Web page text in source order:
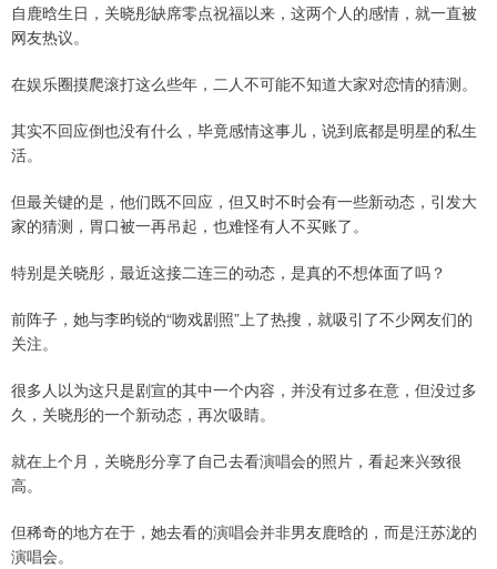
自鹿晗生日，关晓彤缺席零点祝福以来，这两个人的感情，就一直被
网友热议。
在娱乐圈摸爬滚打这么些年，二人不可能不知道大家对恋情的猜测。
其实不回应倒也没有什么，毕竟感情这事儿，说到底都是明星的私生
活。
但最关键的是，他们既不回应，但又时不时会有一些新动态，引发大
家的猜测，胃口被一再吊起，也难怪有人不买账了。
特别是关晓彤，最近这接二连三的动态，是真的不想体面了吗？
前阵子，她与李昀锐的“吻戏剧照”上了热搜，就吸引了不少网友们的
关注。
很多人以为这只是剧宣的其中一个内容，并没有过多在意，但没过多
久，关晓彤的一个新动态，再次吸睛。
就在上个月，关晓彤分享了自己去看演唱会的照片，看起来兴致很
高。
但稀奇的地方在于，她去看的演唱会并非男友鹿晗的，而是汪苏泷的
演唱会。